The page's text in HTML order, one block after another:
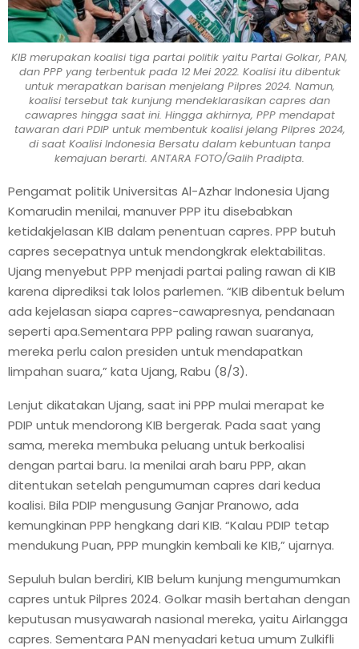
KIB merupakan koalisi tiga partai politik yaitu Partai Golkar, PAN,
dan PPP yang terbentuk pada 12 Mei 2022. Koalisi itu dibentuk
untuk merapatkan barisan menjelang Pilpres 2024. Namun,
koalisi tersebut tak kunjung mendeklarasikan capres dan
cawapres hingga saat ini. Hingga akhirnya, PPP mendapat
tawaran dari PDIP untuk membentuk koalisi jelang Pilpres 2024,
di saat Koalisi Indonesia Bersatu dalam kebuntuan tanpa
kemajuan berarti. ANTARA FOTO/Galih Pradipta.
Pengamat politik Universitas Al-Azhar Indonesia Ujang
Komarudin menilai, manuver PPP itu disebabkan
ketidakjelasan KIB dalam penentuan capres. PPP butuh
capres secepatnya untuk mendongkrak elektabilitas.
Ujang menyebut PPP menjadi partai paling rawan di KIB
karena diprediksi tak lolos parlemen. “KIB dibentuk belum
ada kejelasan siapa capres-cawapresnya, pendanaan
seperti apa.Sementara PPP paling rawan suaranya,
mereka perlu calon presiden untuk mendapatkan
limpahan suara,” kata Ujang, Rabu (8/3).
Lenjut dikatakan Ujang, saat ini PPP mulai merapat ke
PDIP untuk mendorong KIB bergerak. Pada saat yang
sama, mereka membuka peluang untuk berkoalisi
dengan partai baru. Ia menilai arah baru PPP, akan
ditentukan setelah pengumuman capres dari kedua
koalisi. Bila PDIP mengusung Ganjar Pranowo, ada
kemungkinan PPP hengkang dari KIB. “Kalau PDIP tetap
mendukung Puan, PPP mungkin kembali ke KIB,” ujarnya.
Sepuluh bulan berdiri, KIB belum kunjung mengumumkan
capres untuk Pilpres 2024. Golkar masih bertahan dengan
keputusan musyawarah nasional mereka, yaitu Airlangga
capres. Sementara PAN menyadari ketua umum Zulkifli